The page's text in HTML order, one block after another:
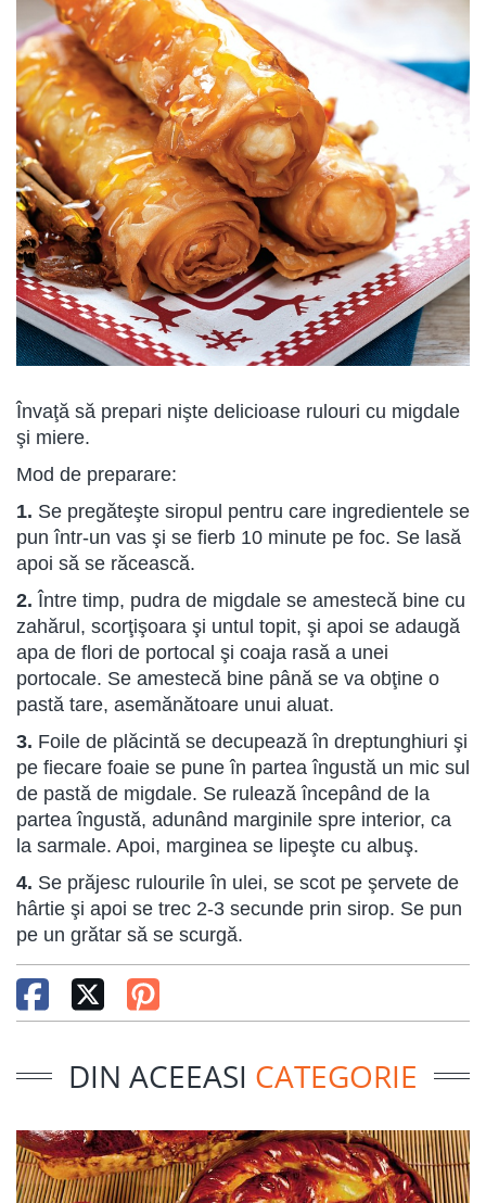
Învaţă să prepari nişte delicioase rulouri cu migdale
şi miere.
Mod de preparare:
1. Se pregăteşte siropul pentru care ingredientele se
pun într-un vas şi se fierb 10 minute pe foc. Se lasă
apoi să se răcească.
2. Între timp, pudra de migdale se amestecă bine cu
zahărul, scorţişoara şi untul topit, şi apoi se adaugă
apa de flori de portocal şi coaja rasă a unei
portocale. Se amestecă bine până se va obţine o
pastă tare, asemănătoare unui aluat.
3. Foile de plăcintă se decupează în dreptunghiuri şi
pe fie­care foaie se pune în partea îngustă un mic sul
de pastă de migdale. Se rulează începând de la
partea îngustă, adunând marginile spre interior, ca
la sarmale. Apoi, marginea se lipeşte cu albuş.
4. Se prăjesc rulourile în ulei, se scot pe şervete de
hârtie şi apoi se trec 2-3 secunde prin sirop. Se pun
pe un grătar să se scurgă.
DIN ACEEASI CATEGORIE